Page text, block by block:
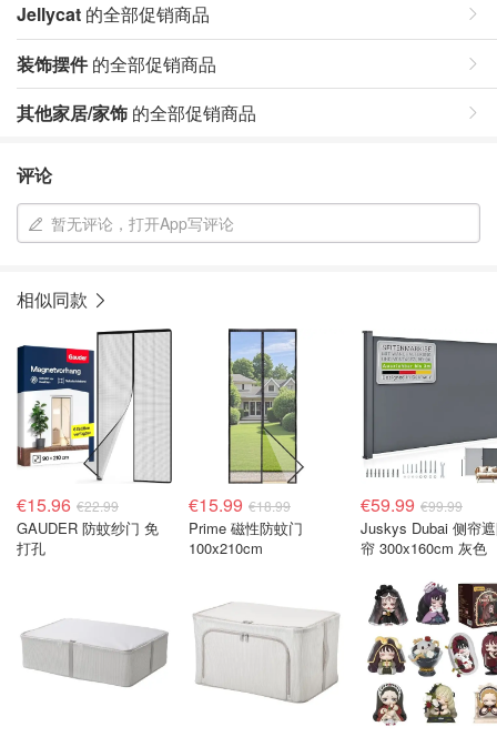
Jellycat 的全部促销商品
装饰摆件的全部促销商品
其他家居/家饰 的全部促销商品
评论
暂无评论，打开App写评论
相似同款
€15.96 €22.99
GAUDER 防蚊纱门 免
打孔
€15.99 €18.99
Prime 磁性防蚊门
100x210cm
€59.99 €99.99
Juskys Dubai 侧帘
帘 300x160cm 灰色